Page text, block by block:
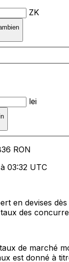
ZK
lei
RON
03:32 UTC
en devises
des
de marché
est donné à